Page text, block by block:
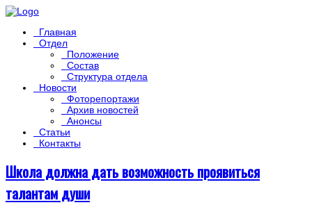
Главная
Отдел
Положение
Состав
Структура отдела
Новости
Фоторепортажи
Архив новостей
Анонсы
Статьи
Контакты
Школа должна дать возможность проявиться
талантам души